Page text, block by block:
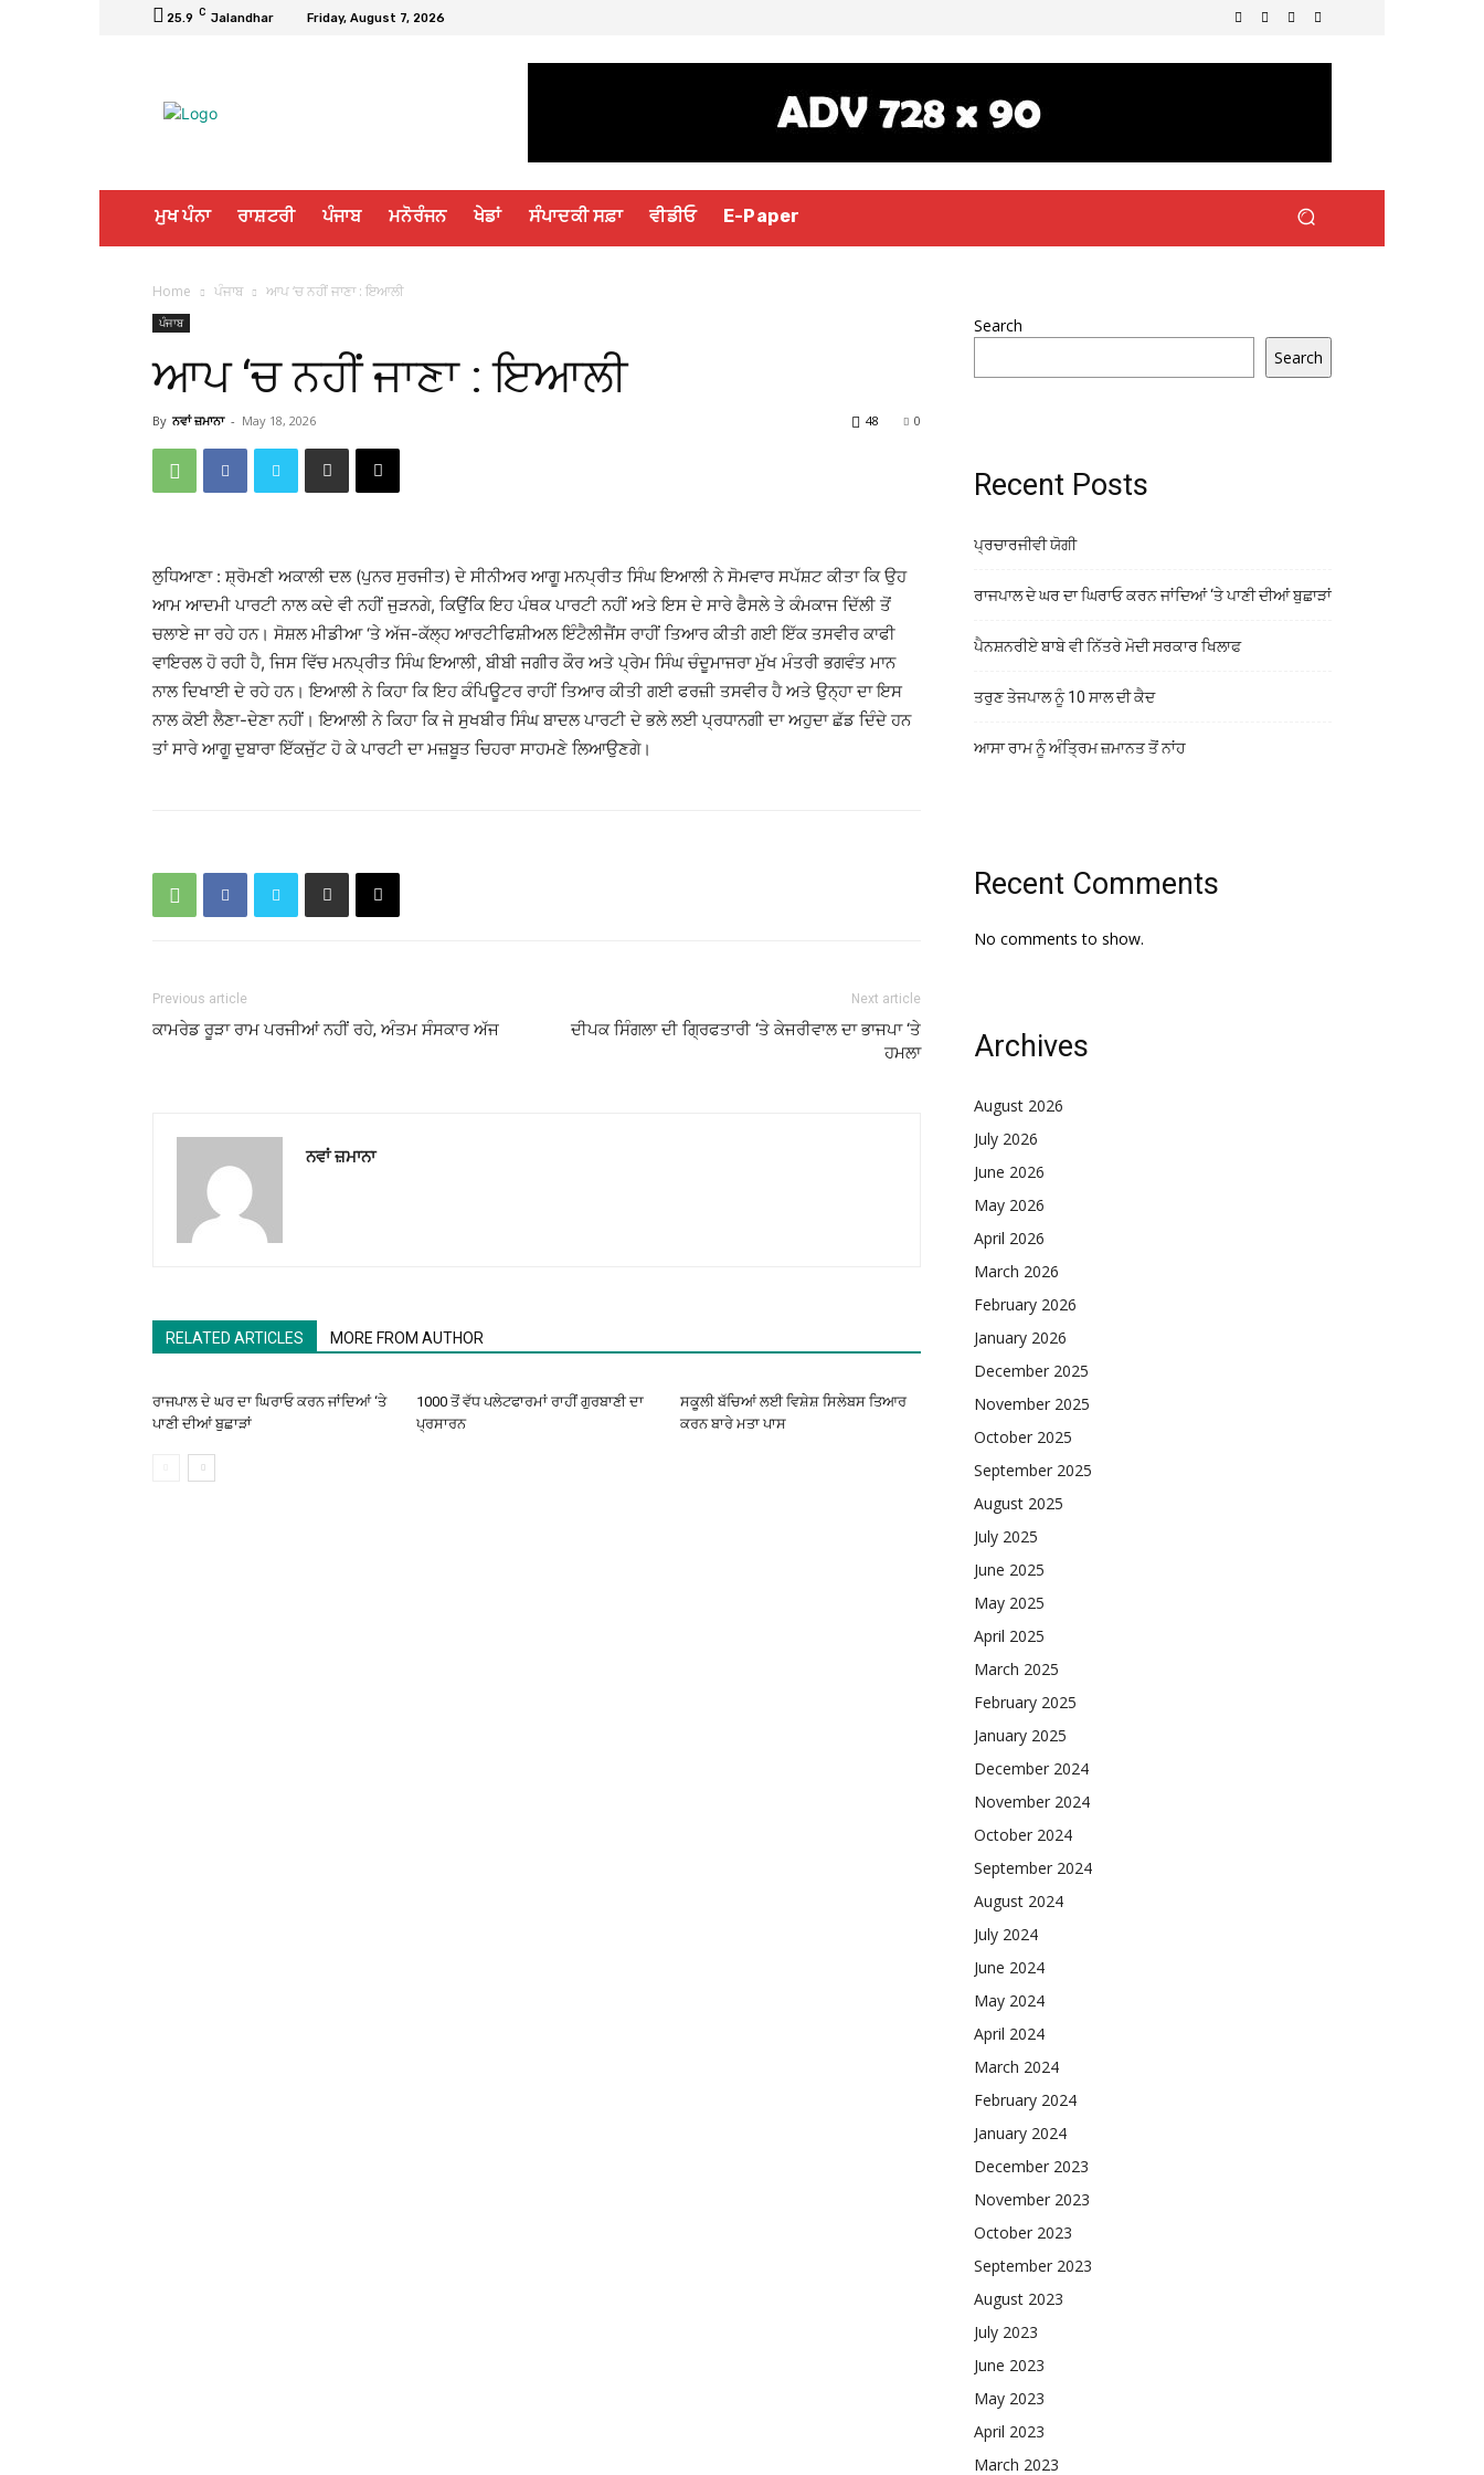
25.9 C Jalandhar Friday, August 7, 2026
ਮੁਖ ਪੰਨਾ ਰਾਸ਼ਟਰੀ ਪੰਜਾਬ ਮਨੋਰੰਜਨ ਖੇਡਾਂ ਸੰਪਾਦਕੀ ਸਫ਼ਾ ਵੀਡੀਓ E-Paper
Home ਪੰਜਾਬ ਆਪ ‘ਚ ਨਹੀਂ ਜਾਣਾ : ਇਆਲੀ
ਪੰਜਾਬ
ਆਪ ‘ਚ ਨਹੀਂ ਜਾਣਾ : ਇਆਲੀ
By ਨਵਾਂ ਜ਼ਮਾਨਾ - May 18, 2026 0
48
ਲੁਧਿਆਣਾ : ਸ਼੍ਰੋਮਣੀ ਅਕਾਲੀ ਦਲ (ਪੁਨਰ ਸੁਰਜੀਤ) ਦੇ ਸੀਨੀਅਰ ਆਗੂ ਮਨਪ੍ਰੀਤ ਸਿੰਘ ਇਆਲੀ ਨੇ ਸੋਮਵਾਰ ਸਪੱਸ਼ਟ ਕੀਤਾ ਕਿ ਉਹ
ਆਮ ਆਦਮੀ ਪਾਰਟੀ ਨਾਲ ਕਦੇ ਵੀ ਨਹੀਂ ਜੁੜਨਗੇ, ਕਿਉਂਕਿ ਇਹ ਪੰਥਕ ਪਾਰਟੀ ਨਹੀਂ ਅਤੇ ਇਸ ਦੇ ਸਾਰੇ ਫੈਸਲੇ ਤੇ ਕੰਮਕਾਜ ਦਿੱਲੀ ਤੋਂ
ਚਲਾਏ ਜਾ ਰਹੇ ਹਨ। ਸੋਸ਼ਲ ਮੀਡੀਆ ‘ਤੇ ਅੱਜ-ਕੱਲ੍ਹ ਆਰਟੀਫਿਸ਼ੀਅਲ ਇੰਟੈਲੀਜੈਂਸ ਰਾਹੀਂ ਤਿਆਰ ਕੀਤੀ ਗਈ ਇੱਕ ਤਸਵੀਰ ਕਾਫੀ
ਵਾਇਰਲ ਹੋ ਰਹੀ ਹੈ, ਜਿਸ ਵਿੱਚ ਮਨਪ੍ਰੀਤ ਸਿੰਘ ਇਆਲੀ, ਬੀਬੀ ਜਗੀਰ ਕੌਰ ਅਤੇ ਪ੍ਰੇਮ ਸਿੰਘ ਚੰਦੂਮਾਜਰਾ ਮੁੱਖ ਮੰਤਰੀ ਭਗਵੰਤ ਮਾਨ
ਨਾਲ ਦਿਖਾਈ ਦੇ ਰਹੇ ਹਨ। ਇਆਲੀ ਨੇ ਕਿਹਾ ਕਿ ਇਹ ਕੰਪਿਊਟਰ ਰਾਹੀਂ ਤਿਆਰ ਕੀਤੀ ਗਈ ਫਰਜ਼ੀ ਤਸਵੀਰ ਹੈ ਅਤੇ ਉਨ੍ਹਾ ਦਾ ਇਸ
ਨਾਲ ਕੋਈ ਲੈਣਾ-ਦੇਣਾ ਨਹੀਂ। ਇਆਲੀ ਨੇ ਕਿਹਾ ਕਿ ਜੇ ਸੁਖਬੀਰ ਸਿੰਘ ਬਾਦਲ ਪਾਰਟੀ ਦੇ ਭਲੇ ਲਈ ਪ੍ਰਧਾਨਗੀ ਦਾ ਅਹੁਦਾ ਛੱਡ ਦਿੰਦੇ ਹਨ
ਤਾਂ ਸਾਰੇ ਆਗੂ ਦੁਬਾਰਾ ਇੱਕਜੁੱਟ ਹੋ ਕੇ ਪਾਰਟੀ ਦਾ ਮਜ਼ਬੂਤ ਚਿਹਰਾ ਸਾਹਮਣੇ ਲਿਆਉਣਗੇ।
Previous article
ਕਾਮਰੇਡ ਰੂੜਾ ਰਾਮ ਪਰਜੀਆਂ ਨਹੀਂ ਰਹੇ, ਅੰਤਮ ਸੰਸਕਾਰ ਅੱਜ
Next article
ਦੀਪਕ ਸਿੰਗਲਾ ਦੀ ਗ੍ਰਿਫਤਾਰੀ ‘ਤੇ ਕੇਜਰੀਵਾਲ ਦਾ ਭਾਜਪਾ ‘ਤੇ
ਹਮਲਾ
ਨਵਾਂ ਜ਼ਮਾਨਾ
RELATED ARTICLES MORE FROM AUTHOR
ਰਾਜਪਾਲ ਦੇ ਘਰ ਦਾ ਘਿਰਾਓ ਕਰਨ ਜਾਂਦਿਆਂ ‘ਤੇ
ਪਾਣੀ ਦੀਆਂ ਬੁਛਾੜਾਂ
1000 ਤੋਂ ਵੱਧ ਪਲੇਟਫਾਰਮਾਂ ਰਾਹੀਂ ਗੁਰਬਾਣੀ ਦਾ
ਪ੍ਰਸਾਰਨ
ਸਕੂਲੀ ਬੱਚਿਆਂ ਲਈ ਵਿਸ਼ੇਸ਼ ਸਿਲੇਬਸ ਤਿਆਰ
ਕਰਨ ਬਾਰੇ ਮਤਾ ਪਾਸ
Search
Search
Recent Posts
ਪ੍ਰਚਾਰਜੀਵੀ ਯੋਗੀ
ਰਾਜਪਾਲ ਦੇ ਘਰ ਦਾ ਘਿਰਾਓ ਕਰਨ ਜਾਂਦਿਆਂ ‘ਤੇ ਪਾਣੀ ਦੀਆਂ ਬੁਛਾੜਾਂ
ਪੈਨਸ਼ਨਰੀਏ ਬਾਬੇ ਵੀ ਨਿੱਤਰੇ ਮੋਦੀ ਸਰਕਾਰ ਖਿਲਾਫ
ਤਰੁਣ ਤੇਜਪਾਲ ਨੂੰ 10 ਸਾਲ ਦੀ ਕੈਦ
ਆਸਾ ਰਾਮ ਨੂੰ ਅੰਤ੍ਰਿਮ ਜ਼ਮਾਨਤ ਤੋਂ ਨਾਂਹ
Recent Comments
No comments to show.
Archives
August 2026
July 2026
June 2026
May 2026
April 2026
March 2026
February 2026
January 2026
December 2025
November 2025
October 2025
September 2025
August 2025
July 2025
June 2025
May 2025
April 2025
March 2025
February 2025
January 2025
December 2024
November 2024
October 2024
September 2024
August 2024
July 2024
June 2024
May 2024
April 2024
March 2024
February 2024
January 2024
December 2023
November 2023
October 2023
September 2023
August 2023
July 2023
June 2023
May 2023
April 2023
March 2023